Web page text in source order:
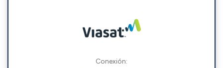
Conexión: